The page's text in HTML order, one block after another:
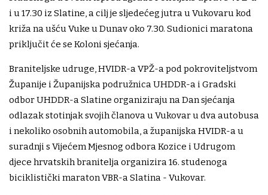
i u 17.30 iz Slatine, a cilj je sljedećeg jutra u Vukovaru kod
križa na ušću Vuke u Dunav oko 7.30. Sudionici maratona
priključit će se Koloni sjećanja.
Braniteljske udruge, HVIDR-a VPŽ-a pod pokroviteljstvom
Županije i Županijska podružnica UHDDR-a i Gradski
odbor UHDDR-a Slatine organiziraju na Dan sjećanja
odlazak stotinjak svojih članova u Vukovar u dva autobusa
i nekoliko osobnih automobila, a županijska HVIDR-a u
suradnji s Vijećem Mjesnog odbora Kozice i Udrugom
djece hrvatskih branitelja organizira 16. studenoga
biciklistički maraton VBR-a Slatina - Vukovar.